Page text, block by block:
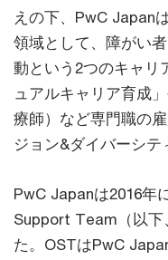
えの下、PwC Japan
領域として、障がい
動という2つのキャリ
ュアルキャリア育成
療師）など専門職の
ジョン&ダイバーシテ
PwC Japanは2016年
Support Team（以下
た。OSTはPwC